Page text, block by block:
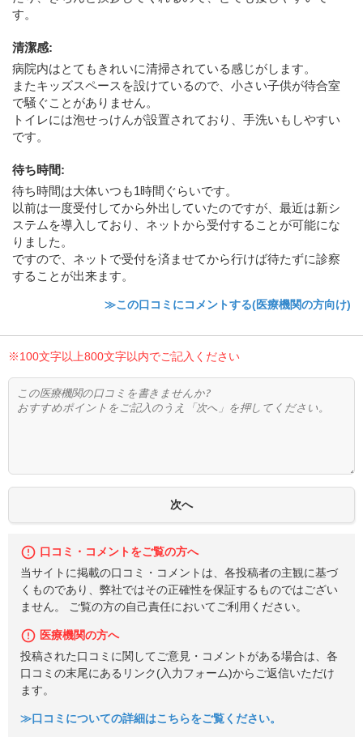
す。
清潔感:
病院内はとてもきれいに清掃されている感じがします。
またキッズスペースを設けているので、小さい子供が待合室
で騒ぐことがありません。
トイレには泡せっけんが設置されており、手洗いもしやすい
です。
待ち時間:
待ち時間は大体いつも1時間ぐらいです。
以前は一度受付してから外出していたのですが、最近は新シ
ステムを導入しており、ネットから受付することが可能にな
りました。
ですので、ネットで受付を済ませてから行けば待たずに診察
することが出来ます。
≫この口コミにコメントする(医療機関の方向け)
※100文字以上800文字以内でご記入ください
口コミ・コメントをご覧の方へ
当サイトに掲載の口コミ・コメントは、各投稿者の主観に基づ
くものであり、弊社ではその正確性を保証するものではござい
ません。 ご覧の方の自己責任においてご利用ください。
医療機関の方へ
投稿された口コミに関してご意見・コメントがある場合は、各
口コミの末尾にあるリンク(入力フォーム)からご返信いただけ
ます。
≫口コミについての詳細はこちらをご覧ください。